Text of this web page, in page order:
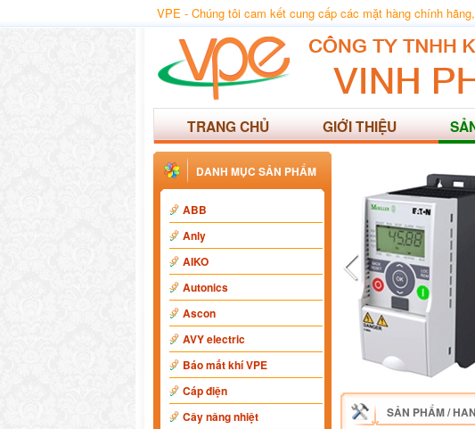
VPE - Chúng tôi cam kết cung cấp các mặt hàng chính
TRANG CHỦ GIỚI THIỆU
DANH MỤC SẢN PHẨM
ABB
Anly
AIKO
Autonics
Ascon
AVY electric
Báo mất khí VPE
Cáp điện
Cây nâng nhiệt
SẢN PHẨM/